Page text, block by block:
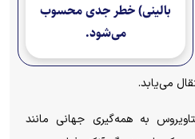
بالینی) خطر جدی محسوب
می‌شود.
می‌یابد.
به همه‌گیری جهانی مانند